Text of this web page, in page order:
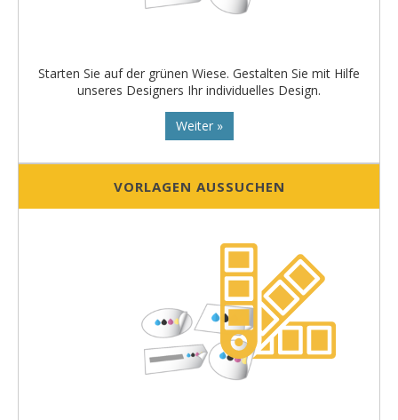
Starten Sie auf der grünen Wiese. Gestalten Sie mit Hilfe
unseres Designers Ihr individuelles Design.
Weiter »
VORLAGEN AUSSUCHEN